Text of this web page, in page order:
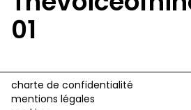
01
charte de confidentialité
mentions légales